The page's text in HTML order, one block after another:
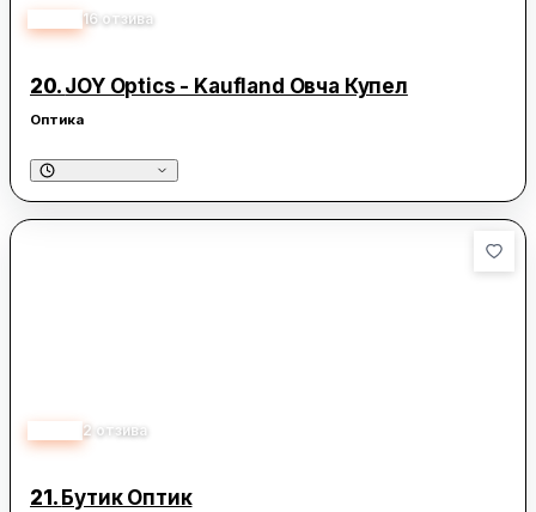
16 отзива
20. JOY Optics - Kaufland Овча Купел
Оптика
2 отзива
21. Бутик Оптик